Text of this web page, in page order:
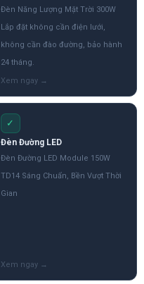
Đèn Năng Lượng Mặt Trời 300W
Lắp đặt không cần điện lưới,
không cần đào đường, bảo hành
24 tháng.
✓
Đèn Đường LED
Đèn Đường LED Module 150W
TD14 Sáng Chuẩn, Bền Vượt Thời
Gian